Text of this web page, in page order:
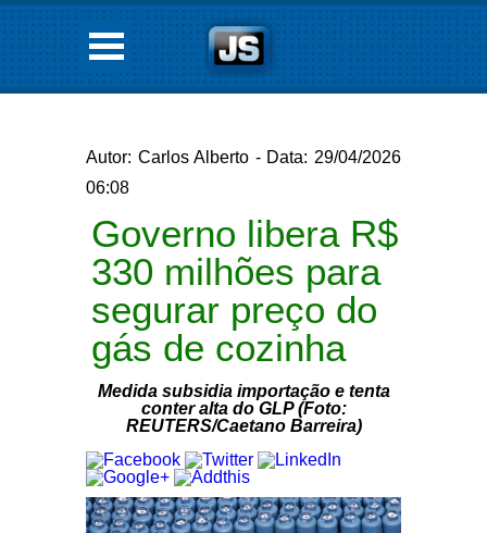
Autor: Carlos Alberto - Data: 29/04/2026
06:08
Governo libera R$
330 milhões para
segurar preço do
gás de cozinha
Medida subsidia importação e tenta
conter alta do GLP (Foto:
REUTERS/Caetano Barreira)